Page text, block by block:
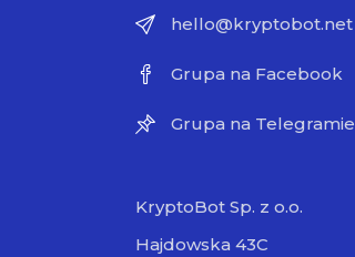
hello@kryptobot.net
Grupa na Facebook
Grupa na Telegramie
KryptoBot Sp. z o.o.
Hajdowska 43C